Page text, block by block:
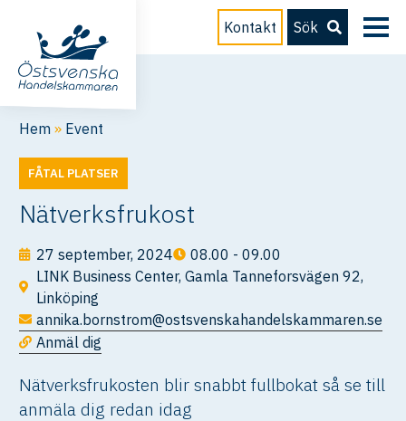
Kontakt Sök
Hem » Event
FÅTAL PLATSER
Nätverksfrukost
27 september, 2024
08.00 - 09.00
LINK Business Center, Gamla Tanneforsvägen 92,
Linköping
annika.bornstrom@ostsvenskahandelskammaren.se
Anmäl dig
Nätverksfrukosten blir snabbt fullbokat så se till
anmäla dig redan idag